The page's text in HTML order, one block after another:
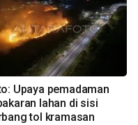
Upaya pemadaman
lahan di sisi
tol kramasan